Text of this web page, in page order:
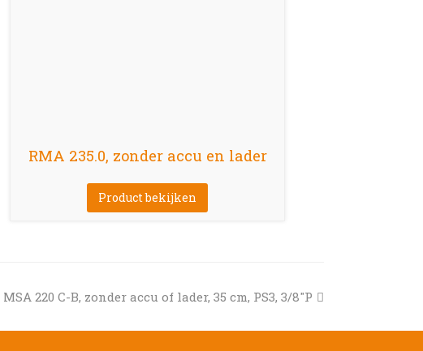
RMA 235.0, zonder accu en lader
Product bekijken
next
MSA 220 C-B, zonder accu of lader, 35 cm, PS3, 3/8″P